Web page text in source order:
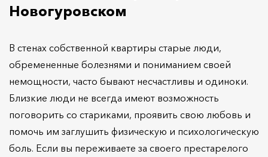
Новогуровском
В стенах собственной квартиры старые люди,
обремененные болезнями и пониманием своей
немощности, часто бывают несчастливы и одиноки.
Близкие люди не всегда имеют возможность
поговорить со стариками, проявить свою любовь и
помочь им заглушить физическую и психологическую
боль. Если вы переживаете за своего престарелого